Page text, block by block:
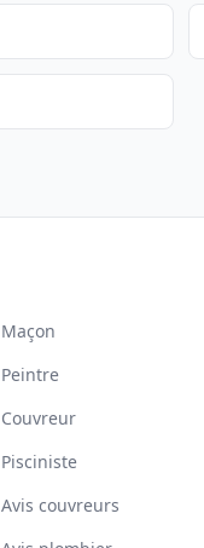
Maçon
Peintre
Couvreur
Pisciniste
Avis couvreurs